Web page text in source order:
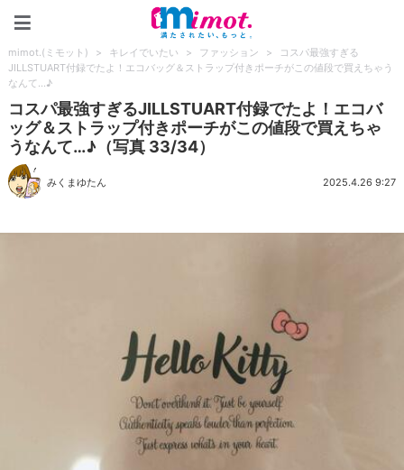
mimot.(ミモット) > キレイでいたい > ファッション >
コスパ最強すぎる
JILLSTUART付録でたよ！エコバッグ＆ストラップ付きポーチがこの値段で買えちゃう
なんて…♪
コスパ最強すぎるJILLSTUART付録でたよ！エコバ
ッグ＆ストラップ付きポーチがこの値段で買えちゃ
うなんて…♪（写真 33/34）
みくまゆたん 2025.4.26 9:27